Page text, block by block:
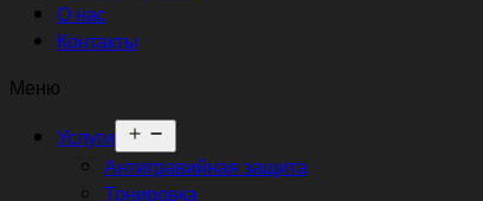
О нас
Контакты
Меню
Услуги
меню
Антигравийная защита
Тонировка